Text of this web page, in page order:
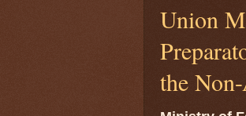
Union
the